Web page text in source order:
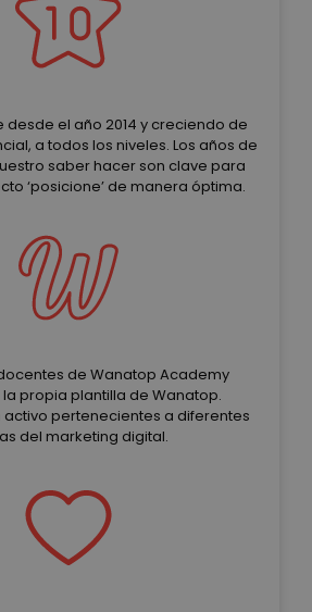
desde el año 2014 y creciendo de
a todos los niveles. Los años de
saber hacer son clave para
‘posicione’ de manera óptima.
de Wanatop Academy
propia plantilla de Wanatop.
activo pertenecientes a diferentes
del marketing digital.